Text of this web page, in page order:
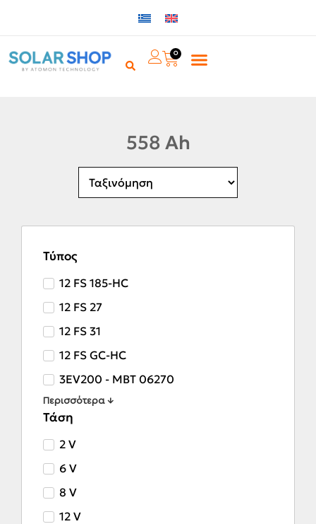
0
558 Ah
Τύπος
12 FS 185-HC
12 FS 27
12 FS 31
12 FS GC-HC
3EV200 - MBT 06270
Περισσότερα ↓
Τάση
2 V
6 V
8 V
12 V